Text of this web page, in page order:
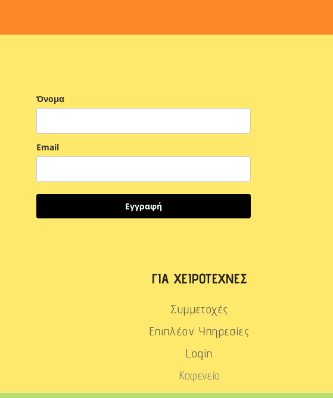
Όνομα
Email
Εγγραφή
ΓΙΑ ΧΕΙΡΟΤΈΧΝΕΣ
Συμμετοχές
Επιπλέον Υπηρεσίες
Login
Καφενείο